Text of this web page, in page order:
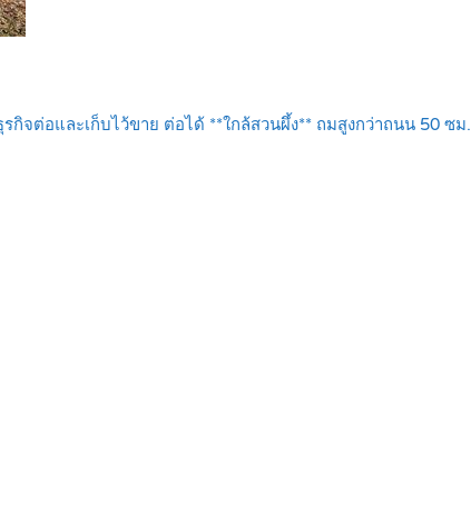
กิจต่อและเก็บไว้ขาย ต่อได้ **ใกล้สวนผึ้ง** ถมสูงกว่าถนน 50 ซม.